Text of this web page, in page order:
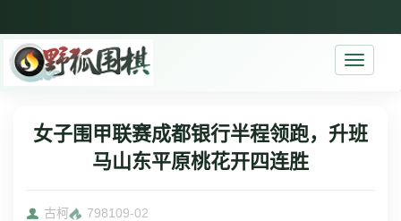
Toggle
女子围甲联赛成都银行半程领跑，升班
马山东平原桃花开四连胜
古柯 798109-02